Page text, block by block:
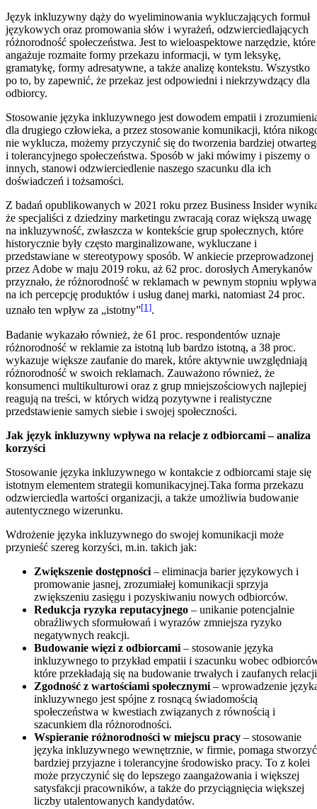
Język inkluzywny dąży do wyeliminowania wykluczających formuł
językowych oraz promowania słów i wyrażeń, odzwierciedlających
różnorodność społeczeństwa. Jest to wieloaspektowe narzędzie, które
angażuje rozmaite formy przekazu informacji, w tym leksykę,
gramatykę, formy adresatywne, a także analizę kontekstu. Wszystko
po to, by zapewnić, że przekaz jest odpowiedni i niekrzywdzący dla
odbiorcy.
Stosowanie języka inkluzywnego jest dowodem empatii i
dla drugiego człowieka, a przez stosowanie komunikacji, która
nie wyklucza, możemy przyczynić się do tworzenia bardziej
i tolerancyjnego społeczeństwa. Sposób w jaki mówimy i piszemy o
innych, stanowi odzwierciedlenie naszego szacunku dla ich
doświadczeń i tożsamości.
Z badań opublikowanych w 2021 roku przez Business Insider
że specjaliści z dziedziny marketingu zwracają coraz większą uwagę
na inkluzywność, zwłaszcza w kontekście grup społecznych, które
historycznie były często marginalizowane, wykluczane i
przedstawiane w stereotypowy sposób. W ankiecie przeprowadzonej
przez Adobe w maju 2019 roku, aż 62 proc. dorosłych Amerykanów
przyznało, że różnorodność w reklamach w pewnym stopniu wpływa
na ich percepcję produktów i usług danej marki, natomiast 24 proc.
uznało ten wpływ za „istotny”[1].
Badanie wykazało również, że 61 proc. respondentów uznaje
różnorodność w reklamie za istotną lub bardzo istotną, a 38 proc.
wykazuje większe zaufanie do marek, które aktywnie uwzględniają
różnorodność w swoich reklamach. Zauważono również, że
konsumenci multikulturowi oraz z grup mniejszościowych najlepiej
reagują na treści, w których widzą pozytywne i realistyczne
przedstawienie samych siebie i swojej społeczności.
Jak język inkluzywny wpływa na relacje z odbiorcami – analiza
korzyści
Stosowanie języka inkluzywnego w kontakcie z odbiorcami staje się
istotnym elementem strategii komunikacyjnej.Taka forma przekazu
odzwierciedla wartości organizacji, a także umożliwia budowanie
autentycznego wizerunku.
Wdrożenie języka inkluzywnego do swojej komunikacji może
przynieść szereg korzyści, m.in. takich jak:
Zwiększenie dostępności – eliminacja barier językowych i
promowanie jasnej, zrozumiałej komunikacji sprzyja
zwiększeniu zasięgu i pozyskiwaniu nowych odbiorców.
Redukcja ryzyka reputacyjnego – unikanie potencjalnie
obraźliwych sformułowań i wyrazów zmniejsza ryzyko
negatywnych reakcji.
Budowanie więzi z odbiorcami – stosowanie języka
inkluzywnego to przykład empatii i szacunku wobec
które przekładają się na budowanie trwałych i zaufanych
Zgodność z wartościami społecznymi – wprowadzenie
inkluzywnego jest spójne z rosnącą świadomością
społeczeństwa w kwestiach związanych z równością i
szacunkiem dla różnorodności.
Wspieranie różnorodności w miejscu pracy – stosowanie
języka inkluzywnego wewnętrznie, w firmie, pomaga stworzyć
bardziej przyjazne i tolerancyjne środowisko pracy. To z kolei
może przyczynić się do lepszego zaangażowania i większej
satysfakcji pracowników, a także do przyciągnięcia większej
liczby utalentowanych kandydatów.